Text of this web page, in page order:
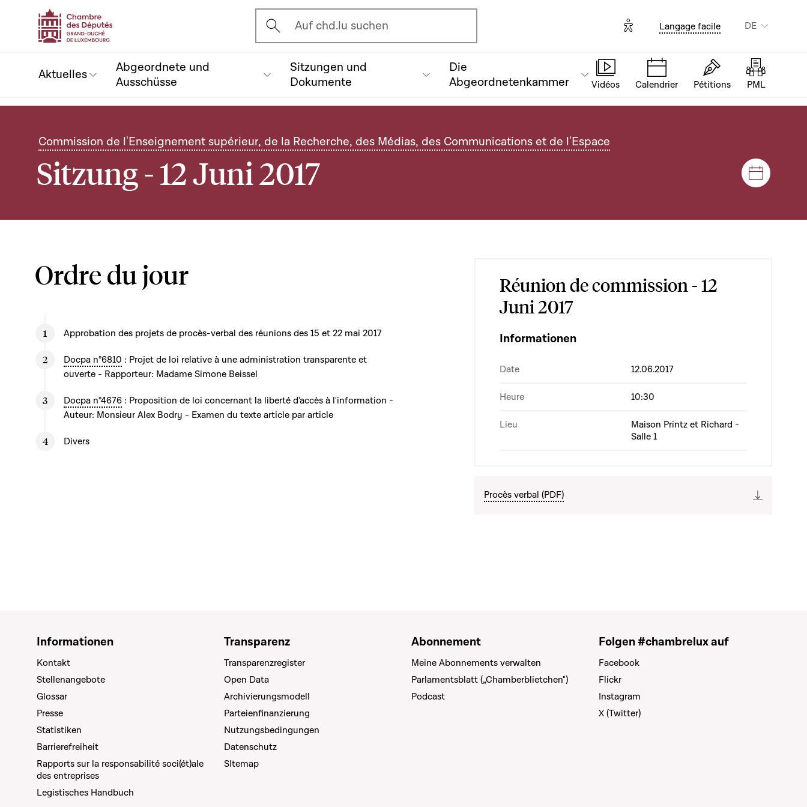
Ouvrir l'écran de recherche
Auf chd.lu suchen Options d'accessibilité
Langage facile DE
Aktuelles
Abgeordnete und
Ausschüsse
Sitzungen und
Dokumente
Die
Abgeordnetenkammer
Vidéos Calendrier Pétitions PML
Commission de l'Enseignement supérieur, de la Recherche, des Médias, des Communications et de l'Espace
Sitzung - 12 Juni 2017 Plenar-
Ordre du jour
Approbation des projets de procès-verbal des réunions des 15 et 22 mai 2017
Docpa n°6810 : Projet de loi relative à une administration transparente et
ouverte - Rapporteur: Madame Simone Beissel
Docpa n°4676 : Proposition de loi concernant la liberté d'accès à l'information -
Auteur: Monsieur Alex Bodry - Examen du texte article par article
Divers
Réunion de commission - 12
Juni 2017
Informationen
Date 12.06.2017
Heure 10:30
Lieu
Maison Printz et Richard -
Salle 1
Procès verbal (PDF)
Informationen
Kontakt
Stellenangebote
Glossar
Presse
Statistiken
Barrierefreiheit
Rapports sur la responsabilité soci(ét)ale
des entreprises
Legistisches Handbuch
Transparenz
Transparenzregister
Open Data
Archivierungsmodell
Parteienfinanzierung
Nutzungsbedingungen
Datenschutz
SItemap
Abonnement
Meine Abonnements verwalten
Parlamentsblatt („Chamberblietchen")
Podcast
Folgen #chambrelux auf
Facebook
Flickr
Instagram
X (Twitter)